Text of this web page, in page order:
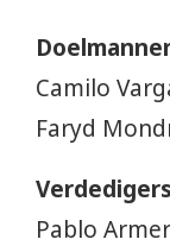
Camilo
Faryd
Pablo